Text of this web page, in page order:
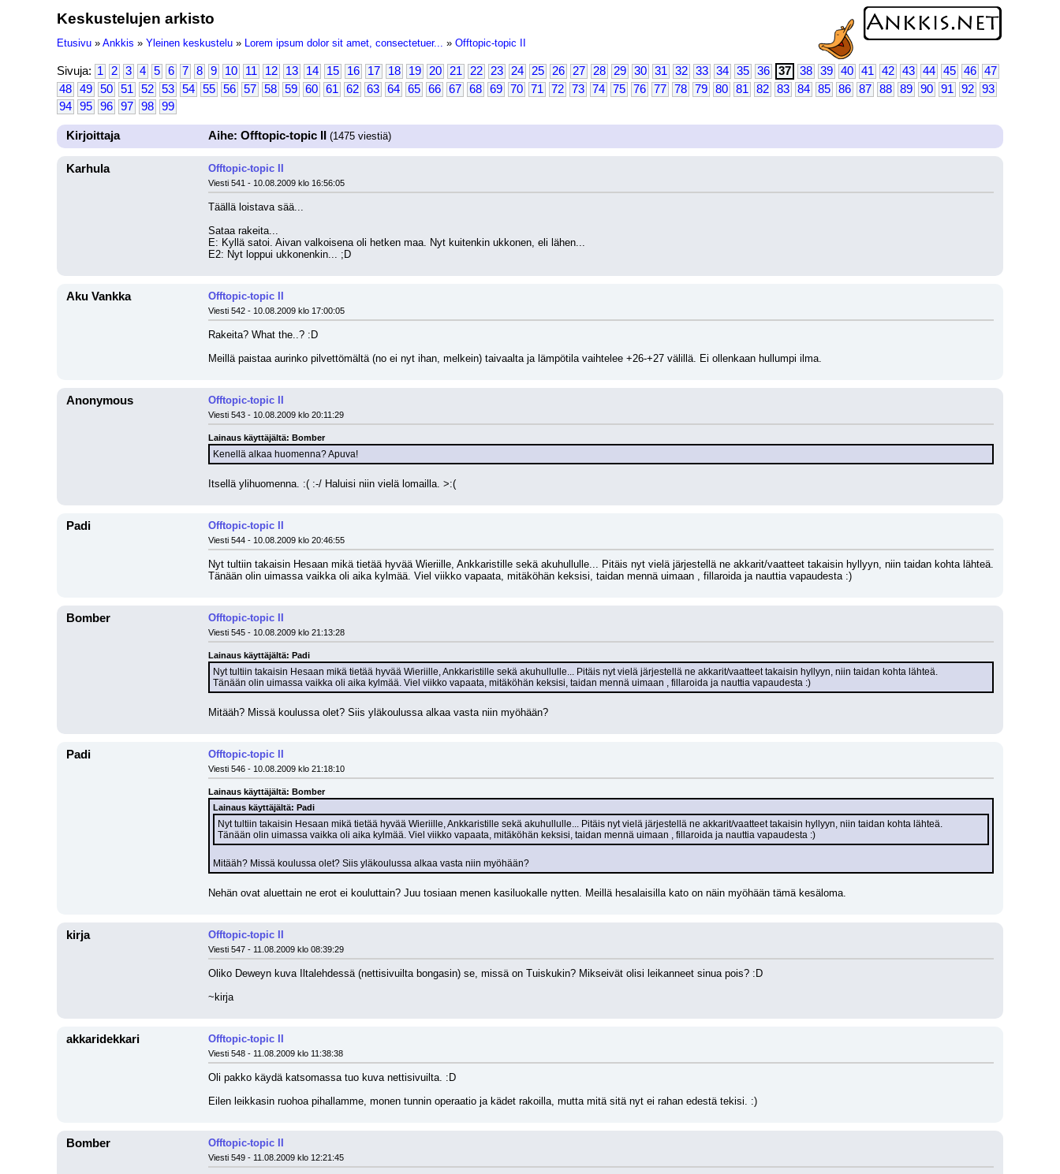
Keskustelujen arkisto
Etusivu » Ankkis » Yleinen keskustelu » Lorem ipsum dolor sit amet, consectetuer... » Offtopic-topic II
Sivuja: 1 2 3 4 5 6 7 8 9 10 11 12 13 14 15 16 17 18 19 20 21 22 23 24 25 26 27 28 29 30 31 32 33 34 35 36 37 38 39 40 41 42 43 44 45 46
47
48
49 50 51 52 53 54 55 56 57 58 59 60 61 62 63 64 65 66 67 68 69 70 71 72 73 74 75 76 77 78 79 80 81 82 83 84 85 86 87 88 89 90 91 92
93
94
95 96 97 98 99
Kirjoittaja Aihe: Offtopic-topic II (1475 viestiä)
Karhula Offtopic-topic II
Viesti 541 - 10.08.2009 klo 16:56:05
Täällä loistava sää...
Sataa rakeita...
E: Kyllä satoi. Aivan valkoisena oli hetken maa. Nyt kuitenkin ukkonen, eli lähen...
E2: Nyt loppui ukkonenkin... ;D
Aku Vankka Offtopic-topic II
Viesti 542 - 10.08.2009 klo 17:00:05
Rakeita? What the..? :D
Meillä paistaa aurinko pilvettömältä (no ei nyt ihan, melkein) taivaalta ja lämpötila vaihtelee +26-+27 välillä. Ei ollenkaan hullumpi ilma.
Anonymous Offtopic-topic II
Viesti 543 - 10.08.2009 klo 20:11:29
Lainaus käyttäjältä: Bomber
Kenellä alkaa huomenna? Apuva!
Itsellä ylihuomenna. :( :-/ Haluisi niin vielä lomailla. >:(
Padi Offtopic-topic II
Viesti 544 - 10.08.2009 klo 20:46:55
Nyt tultiin takaisin Hesaan mikä tietää hyvää Wieriille, Ankkaristille sekä akuhullulle... Pitäis nyt vielä järjestellä ne akkarit/vaatteet takaisin hyllyyn, niin taidan kohta lähteä.
Tänään olin uimassa vaikka oli aika kylmää. Viel viikko vapaata, mitäköhän keksisi, taidan mennä uimaan , fillaroida ja nauttia vapaudesta :)
Bomber Offtopic-topic II
Viesti 545 - 10.08.2009 klo 21:13:28
Lainaus käyttäjältä: Padi
Nyt tultiin takaisin Hesaan mikä tietää hyvää Wieriille, Ankkaristille sekä akuhullulle... Pitäis nyt vielä järjestellä ne akkarit/vaatteet takaisin hyllyyn, niin taidan kohta lähteä.
Tänään olin uimassa vaikka oli aika kylmää. Viel viikko vapaata, mitäköhän keksisi, taidan mennä uimaan , fillaroida ja nauttia vapaudesta :)
Mitääh? Missä koulussa olet? Siis yläkoulussa alkaa vasta niin myöhään?
Padi Offtopic-topic II
Viesti 546 - 10.08.2009 klo 21:18:10
Lainaus käyttäjältä: Bomber
Lainaus käyttäjältä: Padi
Nyt tultiin takaisin Hesaan mikä tietää hyvää Wieriille, Ankkaristille sekä akuhullulle... Pitäis nyt vielä järjestellä ne akkarit/vaatteet takaisin hyllyyn, niin taidan kohta lähteä.
Tänään olin uimassa vaikka oli aika kylmää. Viel viikko vapaata, mitäköhän keksisi, taidan mennä uimaan , fillaroida ja nauttia vapaudesta :)
Mitääh? Missä koulussa olet? Siis yläkoulussa alkaa vasta niin myöhään?
Nehän ovat aluettain ne erot ei kouluttain? Juu tosiaan menen kasiluokalle nytten. Meillä hesalaisilla kato on näin myöhään tämä kesäloma.
kirja Offtopic-topic II
Viesti 547 - 11.08.2009 klo 08:39:29
Oliko Deweyn kuva Iltalehdessä (nettisivuilta bongasin) se, missä on Tuiskukin? Mikseivät olisi leikanneet sinua pois? :D
~kirja
akkaridekkari Offtopic-topic II
Viesti 548 - 11.08.2009 klo 11:38:38
Oli pakko käydä katsomassa tuo kuva nettisivuilta. :D
Eilen leikkasin ruohoa pihallamme, monen tunnin operaatio ja kädet rakoilla, mutta mitä sitä nyt ei rahan edestä tekisi. :)
Bomber Offtopic-topic II
Viesti 549 - 11.08.2009 klo 12:21:45